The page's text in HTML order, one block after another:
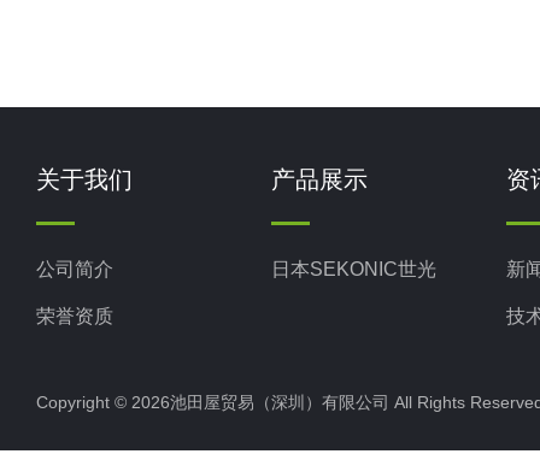
关于我们
公司简介
荣誉资质
产品展示
日本SEKONIC世光
资
新
技
Copyright © 2026池田屋贸易（深圳）有限公司 All Rights